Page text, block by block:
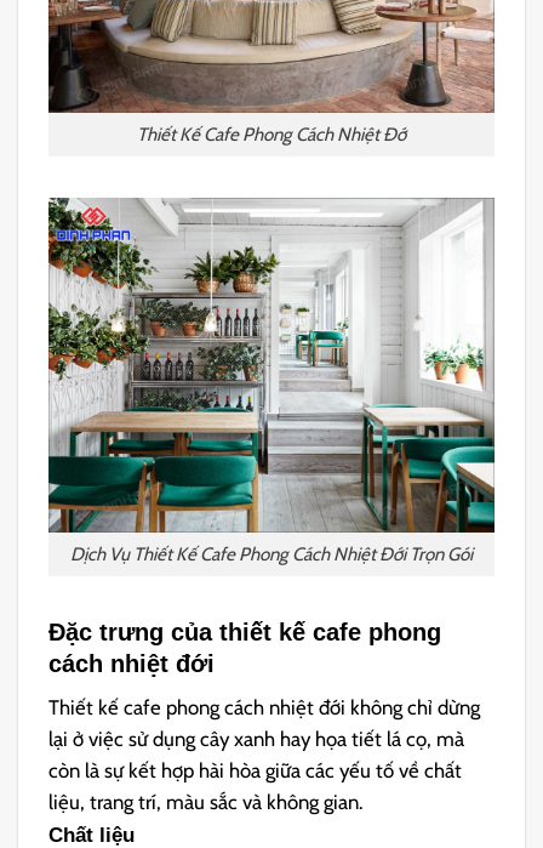
Thiết Kế Cafe Phong Cách Nhiệt Đớ
Dịch Vụ Thiết Kế Cafe Phong Cách Nhiệt Đới Trọn Gói
Đặc trưng của thiết kế cafe phong
cách nhiệt đới
Thiết kế cafe phong cách nhiệt đới không chỉ dừng
lại ở việc sử dụng cây xanh hay họa tiết lá cọ, mà
còn là sự kết hợp hài hòa giữa các yếu tố về chất
liệu, trang trí, màu sắc và không gian.
Chất liệu